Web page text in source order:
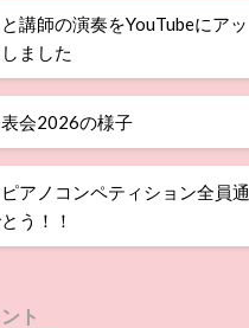
講師の演奏をYouTubeにアッ
ました
会2026の様子
アノコンペティション全員通
う！！
ト